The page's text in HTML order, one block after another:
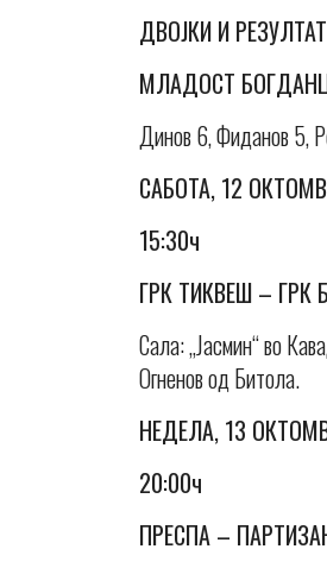
ДВОЈКИ И
МЛАДОСТ
Динов 6, Фиданов 5,
САБОТА, 12
15:30ч
ГРК ТИКВЕШ – ГРК
Сала: „Јасмин“ во
Огненов од Битола.
НЕДЕЛА, 13
20:00ч
ПРЕСПА –